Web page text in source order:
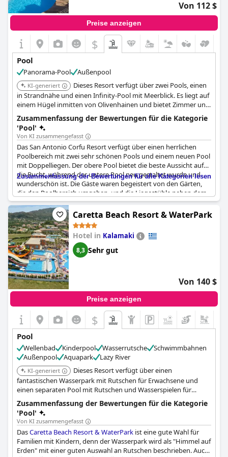
dem das Abendessen serviert wird, gab es ein großes
Wespenproblem. Nichtsdestotrotz ist die Atmosphäre an der
Poolbar sehr angenehm, das Essen ist gut, und die Gäste
sagten, dass die Cocktails wirklich hervorragend waren. Ein
Highlight für einige Gäste waren die Zimmer mit einem Balkon,
der direkten Zugang zum Pool bot, was unglaublich war.
Insgesamt sind das Hotel und der Poolbereich wunderschön
und eignen sich gut für einen erholsamen Urlaub in einer
unglaublichen Umgebung.
Von 112 $
Preise anzeigen
$
Pool
Panorama-Pool Außenpool
KI-generiert
Dieses Resort verfügt über zwei Pools, einen
in Strandnähe und einen Infinity-Pool mit Meerblick. Es liegt auf
einem Hügel inmitten von Olivenhainen und bietet Zimmer und
Suiten mit Blick auf das Ionische Meer. Das Resort bietet eine
ruhige Umgebung, die für Erwachsene konzipiert ist.
Zusammenfassung der Bewertungen für die Kategorie
'Pool'
Von KI zusammengefasst
Das San Antonio Corfu Resort verfügt über einen herrlichen
Poolbereich mit zwei sehr schönen Pools und einem neuen Pool
mit Doppelliegen. Der obere Pool bietet die beste Aussicht auf
die Bucht, während der untere Pool neu gestaltet wurde und
wunderschön ist. Die Gäste waren begeistert von den Gärten,
die den Poolbereich umgeben, und die Liegestühle neben dem
unteren Pool waren fantastisch. Die Bar am Pool bietet
kostenlose Getränke an und ist der perfekte Ort, um sich zu
entspannen und die herrliche Aussicht zu genießen. Obwohl
einige Gäste den Poolbereich als zu klein empfanden, ist er
dennoch ein großartiger Ort zum Sonnenbaden und
Schwimmen, da es viele Sonnenliegen gibt, auch wenn es
einigen an Schatten mangelt. Der Pool auf dem Dach war ein
Pluspunkt mit seiner schönen Umgebung und Aussicht, auch
wenn einige Gäste anmerkten, dass mehr Liegen und
Sonnenschirme benötigt würden. Insgesamt verfügt das San
Antonio Corfu Resort über wunderbare Pools, die viele
Möglichkeiten bieten, sich zu entspannen und die herrliche
Zusammenfassung der Bewertungen für alle Kategorien lesen
Caretta Beach Resort & WaterPark
Hotel in Kalamaki
8,3 Sehr gut
Von 140 $
Preise anzeigen
$
Pool
Wellenbad Kinderpool Wasserrutsche
Schwimmbahnen
Außenpool
Aquapark Lazy River
KI-generiert
Dieses Resort verfügt über einen
fantastischen Wasserpark mit Rutschen für Erwachsene und
einen separaten Pool mit Rutschen und Wasserspielen für
Kinder. Es bietet auch ein Wellenbad und einen Lazy River, die
umfangreiche Wasserunterhaltung für Familien bieten.
Zusammenfassung der Bewertungen für die Kategorie
'Pool'
Von KI zusammengefasst
DasCaretta Beach Resort & WaterPark ist eine gute Wahl für
Familien mit Kindern, denn der Wasserpark wird als "Himmel auf
Erden" mit einer guten Auswahl an Rutschen beschrieben. Auch